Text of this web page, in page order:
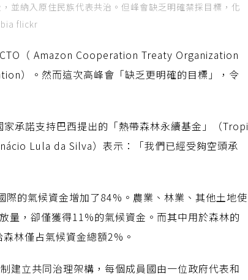
並納入原住民族代表共治。但峰會缺乏明確禁採目標，化
flickr
（ Amazon Cooperation Treaty Organization
）。然而這次高峰會「缺乏更明確的目標」，令
承諾支持巴西提出的「熱帶森林永續基金」（Tropi
Lula da Silva）表示：「我們已經受夠空頭承
的氣候資金增加了84%。農業、林業、其他土地使
量，卻僅獲得11%的氣候資金。而其中用於森林的
林僅占氣候資金總額2%。
建立共同治理架構，每個成員國由一位政府代表和